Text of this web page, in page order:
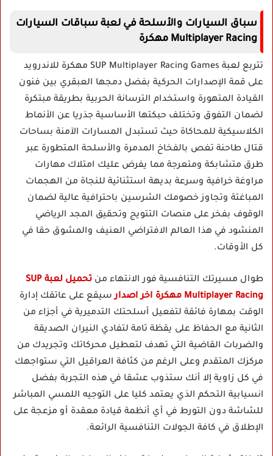
سباق السيارات والأسلحة في لعبة سباقات السيارات
Multiplayer Racing مهكرة
تتربع لعبة SUP Multiplayer Racing Games مهكرة للاندرويد
على قمة الإصدارات الحركية بفضل دمجها العبقري بين فنون
القيادة المتهورة واستخدام الترسانة الحربية بطريقة مبتكرة
لضمان التفوق وتختلف حبكتها الأساسية جذريا عن الأنماط
الكلاسيكية للمحاكاة حيث تستبدل المسارات الآمنة بساحات
قتال طاحنة تغص بالفخاخ المدمرة والأسلحة المتطورة عبر
طرق متشابكة ومتعرجة مما يفرض عليك امتلاك مهارات
مراوغة خرافية وسرعة بديهة استثنائية للنجاة من الهجمات
المباغتة وتجاوز خصومك الشرسين باحترافية عالية لضمان
الوقوف بفخر على منصات التتويج وتحقيق المجد الرياضي
المنشود في هذا العالم الافتراضي العنيف والمشوق حقا في
كل الأوقات.
طوال مسيرتك التنافسية فور الانتهاء من
تحميل لعبة SUP
Multiplayer Racing مهكرة اخر اصدار
سيقع على عاتقك إدارة
الوقت بمهارة فائقة لتفعيل أسلحتك التدميرية في أجزاء من
الثانية مع الحفاظ على يقظة تامة لتفادي النيران الصديقة
والضربات القاضية التي تهدف لتعطيل محركاتك وتجريدك من
مركزك المتقدم وعلى الرغم من كثافة العراقيل التي ستواجهك
في كل زاوية إلا أنك ستذوب عشقا في هذه التجربة بفضل
انسيابية التحكم الذي يعتمد كليا على التوجيه اللمسي المباشر
للشاشة دون التورط في أي أنظمة قيادة معقدة أو مزعجة على
الإطلاق في كافة الجولات التنافسية الرائعة.